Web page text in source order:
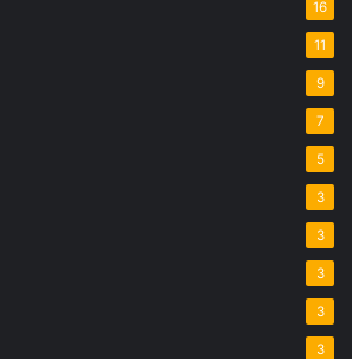
16
11
9
7
5
3
3
3
3
3